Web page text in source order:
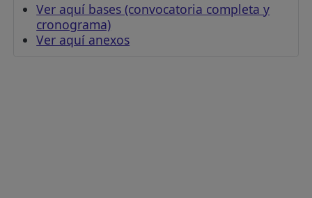
Ver aquí bases (convocatoria completa y
cronograma)
Ver aquí anexos